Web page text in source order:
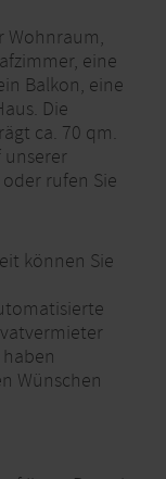
Wohnraum,
eine
Balkon, eine
Die
ca. 70 qm.
unserer
oder rufen Sie
können Sie
Wünschen